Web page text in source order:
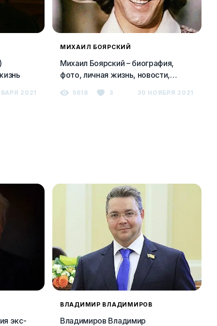
2021
МИХАИЛ БОЯРСКИЙ
Михаил Боярский – биография,
фото, личная жизнь, новости,
5618 3 30 НОЯБРЯ 2021
экс-
ВЛАДИМИР ВЛАДИМИРОВ
Владимиров Владимир